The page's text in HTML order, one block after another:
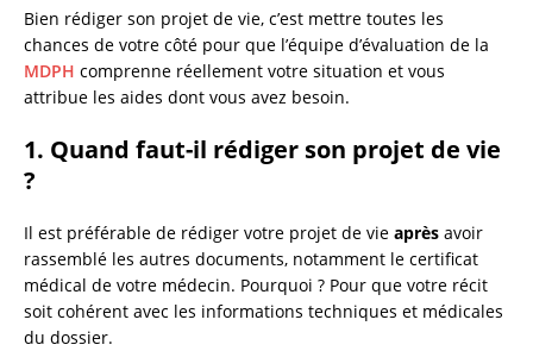
Bien rédiger son projet de vie, c’est mettre toutes les
chances de votre côté pour que l’équipe d’évaluation de la
MDPH comprenne réellement votre situation et vous
attribue les aides dont vous avez besoin.
1. Quand faut-il rédiger son projet de vie
?
Il est préférable de rédiger votre projet de vie après avoir
rassemblé les autres documents, notamment le certificat
médical de votre médecin. Pourquoi ? Pour que votre récit
soit cohérent avec les informations techniques et médicales
du dossier.